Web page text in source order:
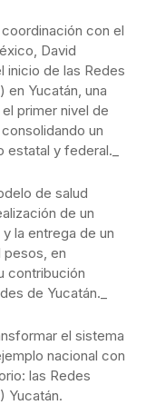
coordinación con el
David
inicio de las Redes
en Yucatán, una
primer nivel de
un
y federal._
de salud
de un
la entrega de un
en
contribución
de Yucatán._
el sistema
nacional con
las Redes
Yucatán.